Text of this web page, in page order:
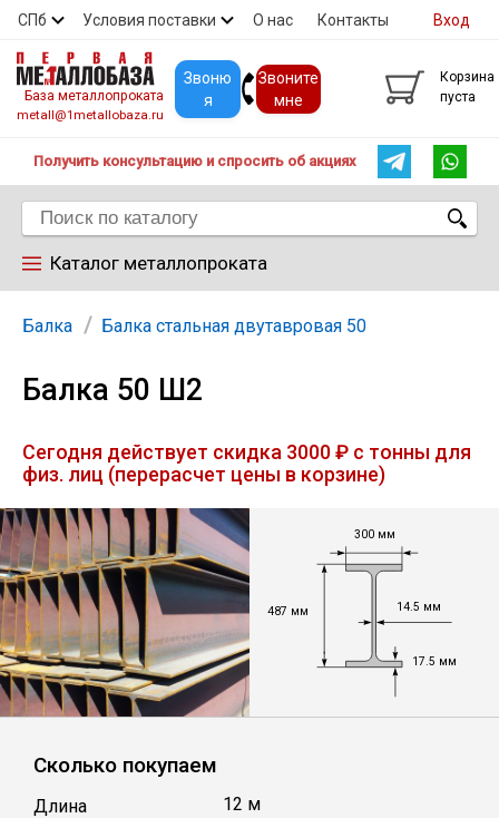
СПб Условия поставки О нас Контакты
Скидки Прайс Покупателям
Вход
База металлопроката
metall@1metallobaza.ru
Звоню
я
Звоните
мне
Корзина
пуста
Получить консультацию и спросить об акциях
Каталог металлопроката
Арматура
Труба профильная
Труба
Лист
Уголок
Балка
Швеллер
Балка Балка стальная двутавровая 50
Балка 50 Ш2
Сегодня действует скидка 3000 ₽ с тонны для
физ. лиц (перерасчет цены в корзине)
487 мм
300 мм
14.5 мм
17.5 мм
Сколько покупаем
Длина 12 м